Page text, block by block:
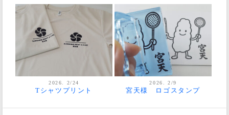
2026. 2/24
Tシャツプリント
2026. 2/9
宮天様 ロゴスタンプ